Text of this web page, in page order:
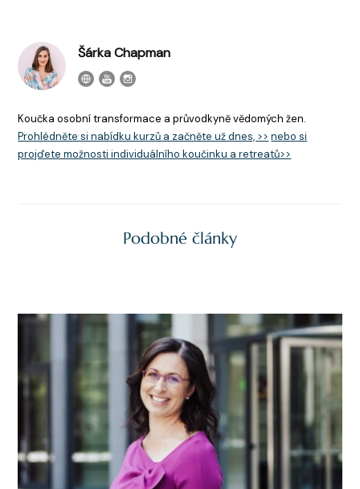
Šárka Chapman
Koučka osobní transformace a průvodkyně vědomých žen.
Prohlédněte si nabídku kurzů a začněte už dnes, >> nebo si
projďete možnosti individuálního koučinku a retreatů>>
Podobné články